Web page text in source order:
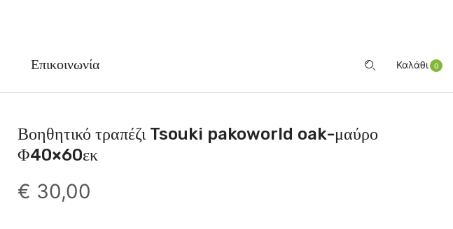
Επικοινωνία Καλάθι 0
Βοηθητικό τραπέζι Tsouki pakoworld oak-μαύρο
Φ40×60εκ
€ 30,00